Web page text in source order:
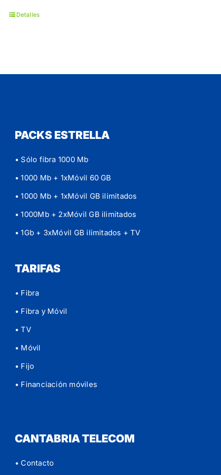
Detalles
PACKS ESTRELLA
• Sólo fibra 1000 Mb
• 1000 Mb + 1xMóvil 60 GB
• 1000 Mb + 1xMóvil GB ilimitados
• 1000Mb + 2xMóvil GB ilimitados
• 1Gb + 3xMóvil GB ilimitados + TV
TARIFAS
• Fibra
• Fibra y Móvil
• TV
• Móvil
• Fijo
• Financiación móviles
CANTABRIA TELECOM
• Contacto